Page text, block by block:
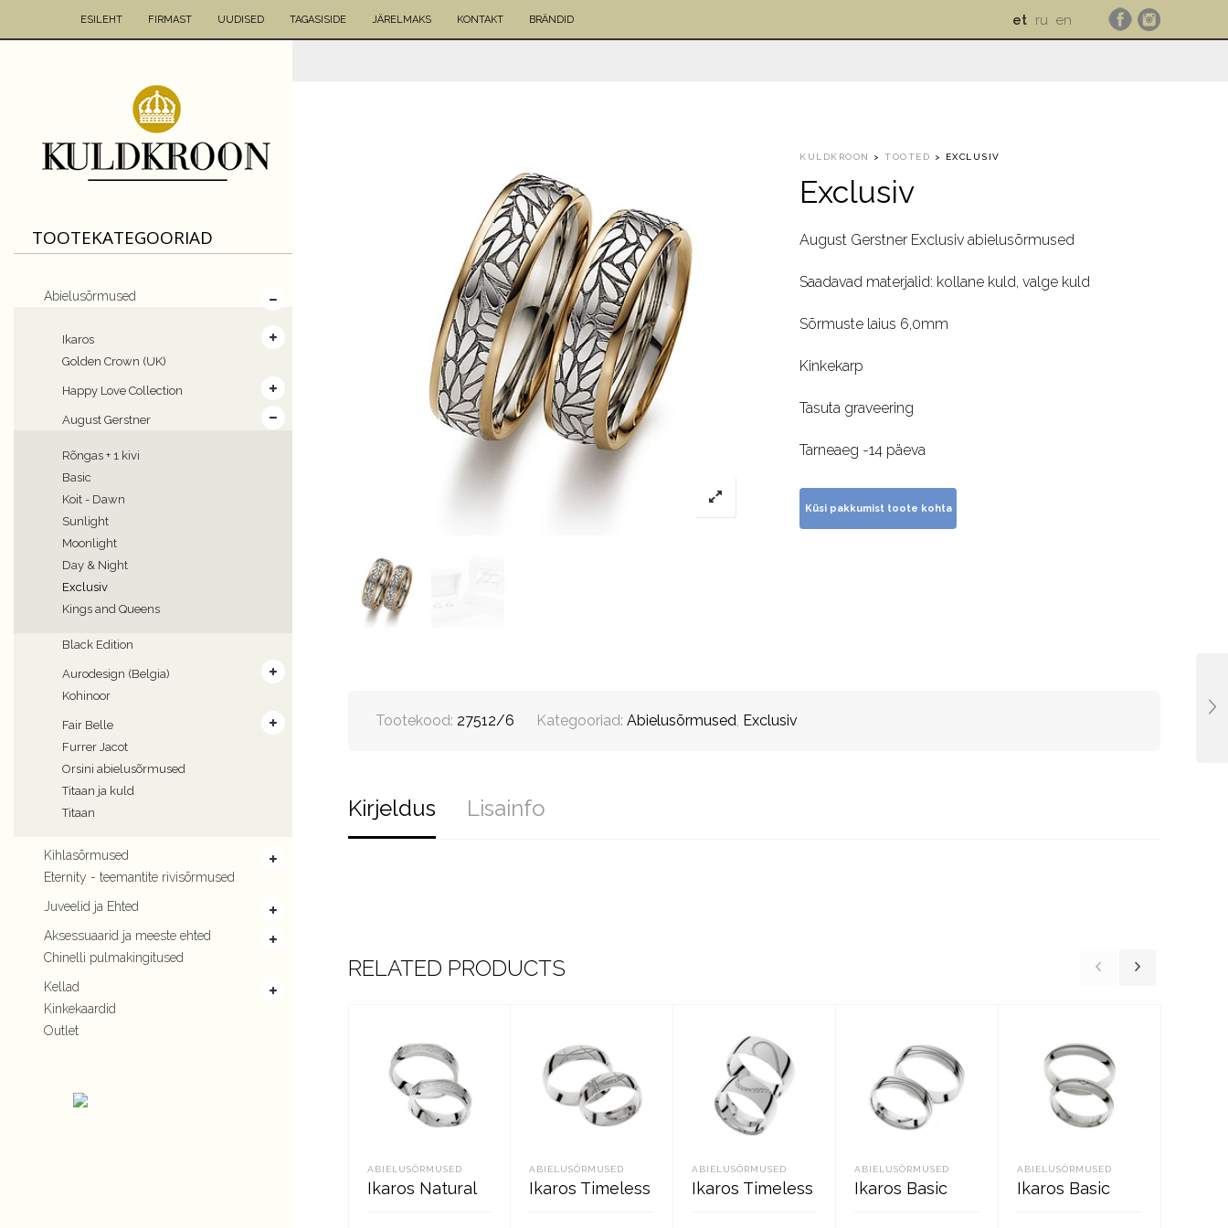
ESILEHT FIRMAST UUDISED TAGASISIDE JÄRELMAKS KONTAKT BRÄNDID et ru en
TOOTEKATEGOORIAD
Abielusõrmused
Ikaros
Golden Crown (UK)
Happy Love Collection
August Gerstner
Rõngas + 1 kivi
Basic
Koit - Dawn
Sunlight
Moonlight
Day & Night
Exclusiv
Kings and Queens
Black Edition
Aurodesign (Belgia)
Kohinoor
Fair Belle
Furrer Jacot
Orsini abielusõrmused
Titaan ja kuld
Titaan
Kihlasõrmused
Eternity - teemantite rivisõrmused
Juveelid ja Ehted
Aksessuaarid ja meeste ehted
Chinelli pulmakingitused
Kellad
Kinkekaardid
Outlet
KULDKROON >TOOTED > EXCLUSIV
Exclusiv
August Gerstner Exclusiv abielusõrmused
Saadavad materjalid: kollane kuld, valge kuld
Sõrmuste laius 6,0mm
Kinkekarp
Tasuta graveering
Tarneaeg -14 päeva
Tootekood: 27512/6 Kategooriad: Abielusõrmused, Exclusiv
Kirjeldus Lisainfo
RELATED PRODUCTS
ABIELUSÕRMUSED
Ikaros Natural
ABIELUSÕRMUSED
Ikaros Timeless
ABIELUSÕRMUSED
Ikaros Timeless
ABIELUSÕRMUSED
Ikaros Basic
ABIELUSÕRMUSED
Ikaros Basic